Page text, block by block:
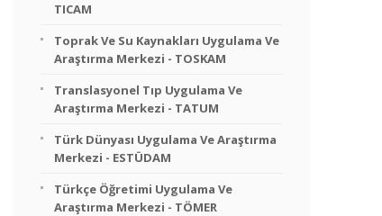
TICAM
Toprak Ve Su Kaynakları Uygulama Ve
Araştırma Merkezi - TOSKAM
Translasyonel Tıp Uygulama Ve
Araştırma Merkezi - TATUM
Türk Dünyası Uygulama Ve Araştırma
Merkezi - ESTÜDAM
Türkçe Öğretimi Uygulama Ve
Araştırma Merkezi - TÖMER